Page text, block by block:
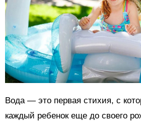
Вода — это первая стихия, с
каждый ребенок еще до своего